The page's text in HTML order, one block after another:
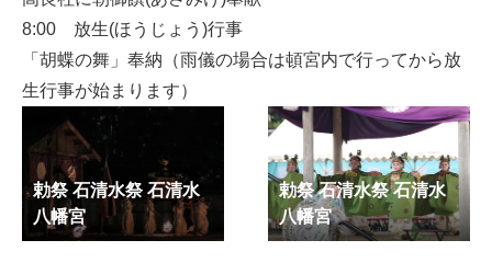
8:00 放生(ほうじょう)行事
「胡蝶の舞」奉納（雨儀の場合は頓宮内で行ってから放
生行事が始まります）
勅祭 石清水祭 石清水
八幡宮
勅祭 石清水祭 石清水
八幡宮